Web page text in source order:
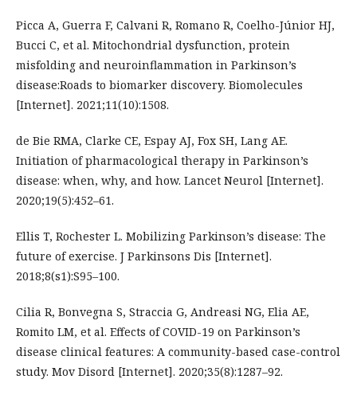
Picca A, Guerra F, Calvani R, Romano R, Coelho-Júnior HJ,
Bucci C, et al. Mitochondrial dysfunction, protein
misfolding and neuroinflammation in Parkinson’s
disease:Roads to biomarker discovery. Biomolecules
[Internet]. 2021;11(10):1508.
de Bie RMA, Clarke CE, Espay AJ, Fox SH, Lang AE.
Initiation of pharmacological therapy in Parkinson’s
disease: when, why, and how. Lancet Neurol [Internet].
2020;19(5):452–61.
Ellis T, Rochester L. Mobilizing Parkinson’s disease: The
future of exercise. J Parkinsons Dis [Internet].
2018;8(s1):S95–100.
Cilia R, Bonvegna S, Straccia G, Andreasi NG, Elia AE,
Romito LM, et al. Effects of COVID-19 on Parkinson’s
disease clinical features: A community-based case-control
study. Mov Disord [Internet]. 2020;35(8):1287–92.